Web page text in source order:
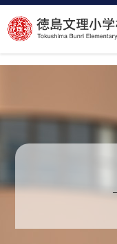
コ
ン
テ
ツ